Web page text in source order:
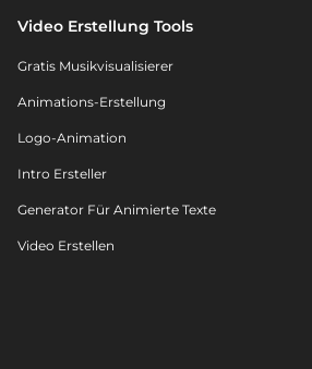
Video Erstellung Tools
Gratis Musikvisualisierer
Animations-Erstellung
Logo-Animation
Intro Ersteller
Generator Für Animierte Texte
Video Erstellen